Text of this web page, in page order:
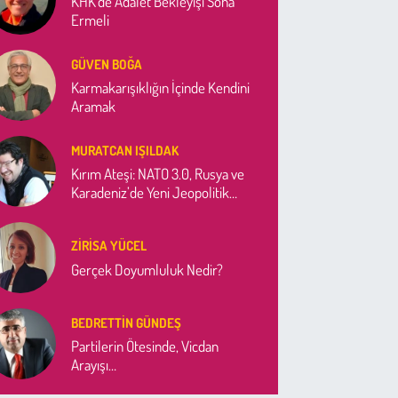
Ermeli
GÜVEN BOĞA
Karmakarışıklığın İçinde Kendini
Aramak
MURATCAN IŞILDAK
Kırım Ateşi: NATO 3.0, Rusya ve
Karadeniz’de Yeni Jeopolitik
ZIRISA YÜCEL
Gerçek Doyumluluk Nedir?
BEDRETTIN GÜNDEŞ
Partilerin Ötesinde, Vicdan
Arayışı…